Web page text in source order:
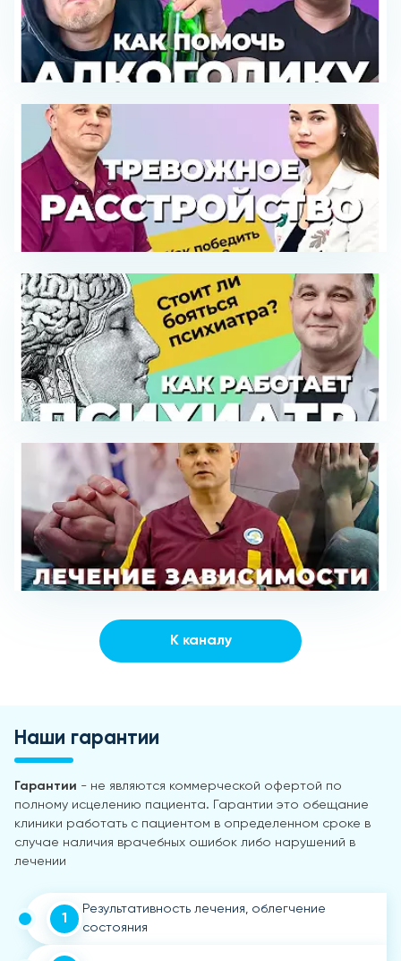
К каналу
Наши гарантии
Гарантии - не являются коммерческой офертой по
полному исцелению пациента. Гарантии это обещание
клиники работать с пациентом в определенном сроке в
случае наличия врачебных ошибок либо нарушений в
лечении
1
Результативность лечения, облегчение
состояния